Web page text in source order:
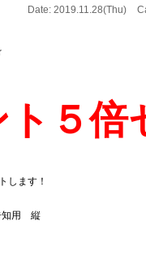
Date: 2019.11.28(Thu)
５倍
します！